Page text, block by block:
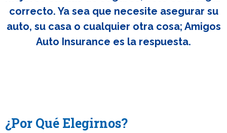
correcto. Ya sea que necesite asegurar su
auto, su casa o cualquier otra cosa; Amigos
Auto Insurance es la respuesta.
¿Por Qué Elegirnos?